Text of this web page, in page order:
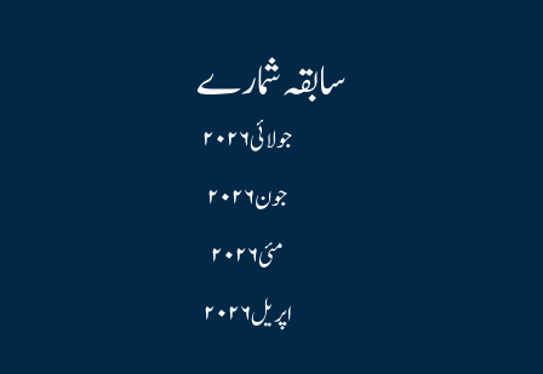
سابقہ شمارے
جولائی ۲۰۲۶
جون ۲۰۲۶
مئی ۲۰۲۶
اپریل ۲۰۲۶